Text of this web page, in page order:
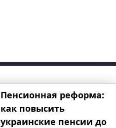
Пенсионная реформа:
как повысить
украинские пенсии до